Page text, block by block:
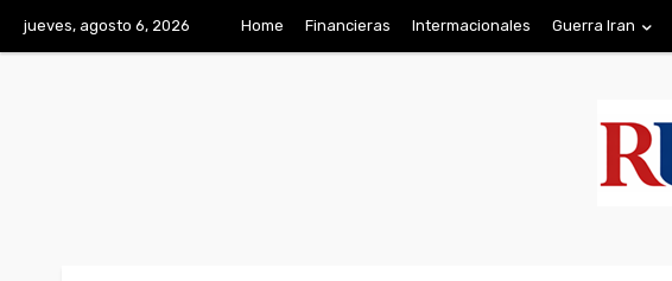
jueves, agosto 6, 2026 Home Financieras Intermacionales Guerra Iran